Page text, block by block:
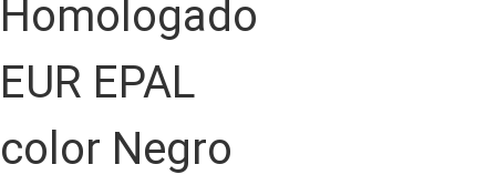
Homologado
EUR EPAL
color Negro